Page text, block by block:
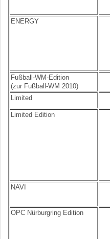
ENERGY
Fußball-WM-Edition
(zur Fußball-WM 2010)
Limited
Limited Edition
NAVI
OPC Nürburgring Edition